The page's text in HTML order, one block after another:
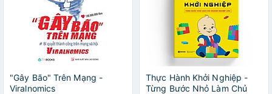
"Gây Bão" Trên Mạng -
Viralnomics
Thực Hành Khởi Nghiệp -
Từng Bước Nhỏ Làm Chủ